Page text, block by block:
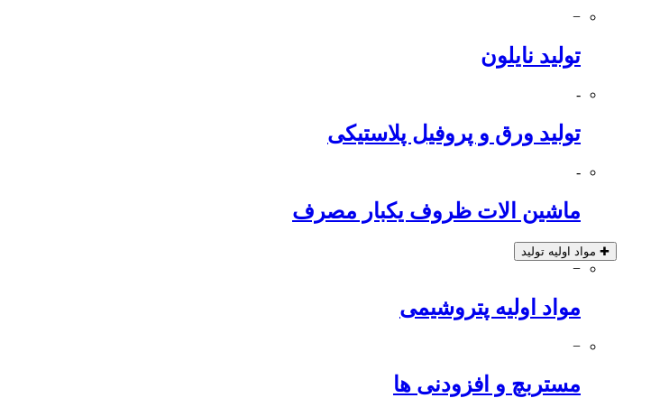
−
تولید نایلون
-
تولید ورق و پروفیل پلاستیکی
-
ماشین الات ظروف یکبار مصرف
✚ مواد اولیه تولید
−
مواد اولیه پتروشیمی
−
مستربچ و افزودنی ها